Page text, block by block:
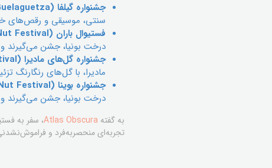
جشنواره گیلفا (Guelaguetza) – مکزیک:
سنتی، موسیقی و رقص‌های
فستیوال باران (Bunya Nut Festival) – استرالیا:
درخت بونیا، جشن می‌گیرند
جشنواره گل‌های مادیرا (Madeira Flower Festival) – پرتغال:
مادیرا، با گل‌های رنگارنگ
جشنواره بوینا (Bunya Nut Festival) – استرالیا:
درخت بونیا، جشن می‌گیرند
به گفته Atlas Obscura، سفر به
تجربه‌ای منحصربه‌فرد و